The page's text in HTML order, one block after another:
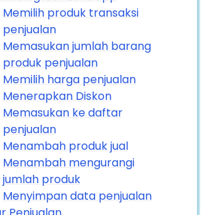
Memilih produk transaksi
penjualan
Memasukan jumlah barang
produk penjualan
Memilih harga penjualan
Menerapkan Diskon
Memasukan ke daftar
penjualan
Menambah produk jual
Menambah mengurangi
jumlah produk
Menyimpan data penjualan